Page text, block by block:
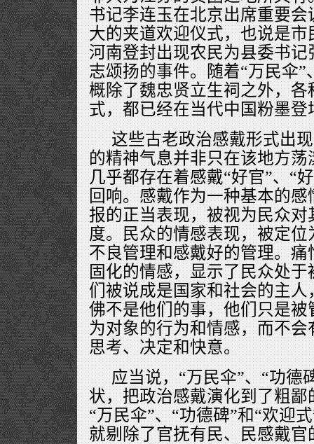
书记李连玉在北京出席重要
大的夹道欢迎仪式，也说是市
河南登封出现农民为县委书记
志颂扬的事件。随着“万民伞”
概除了魏忠贤立生祠之外，
式，都已经在当代中国粉墨登
这些古老政治感戴形式出
的精神气息并非只在该地方
几乎都存在着感戴“好官”、“
回响。感戴作为一种基本的
报的正当表现，被视为民众
度。民众的情感表现，被定
不良管理和感戴好的管理。
固化的情感，显示了民众处
们被说成是国家和社会的主
佛不是他们的事，他们只是
为对象的行为和情感，而不
思考、决定和快意。
应当说，“万民伞”、“功德
状，把政治感戴演化到了粗
“万民伞”、“功德碑”和“欢迎
就剔除了官抚有民、民感戴